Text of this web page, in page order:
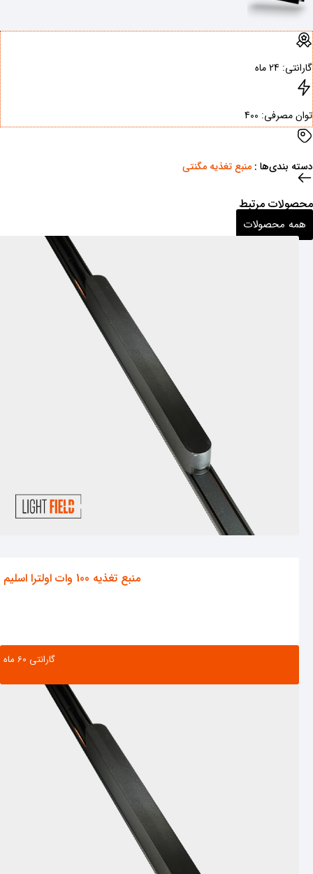
گارانتی: ‌24 ماه
توان مصرفی: ‌400
دسته بندی‌ها : ‌ منبع تغذیه مگنتی
محصولات مرتبط
همه محصولات
منبع تغذیه 100 وات اولترا اسلیم
مشاهده محصول
گارانتی ‌60 ماه